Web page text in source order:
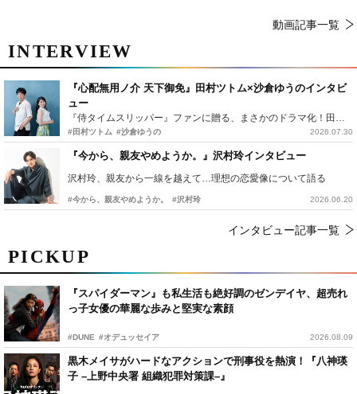
PICKUP
『スパイダーマン』も私生活も絶好調のゼンデイヤ、超売れ
っ子女優の華麗な歩みと堅実な素顔
#DUNE #オデュッセイア 2026.08.09
黒木メイサがハードなアクションで刑事役を熱演！『八神瑛
子 –上野中央署 組織犯罪対策課–』
動画記事一覧
INTERVIEW
『心配無用ノ介 天下御免』田村ツトム×沙倉ゆうのインタビ
ュー
『侍タイムスリッパー』ファンに贈る、まさかのドラマ化！田村ツトム×沙倉ゆうのが語る『心配無用ノ介』撮影秘話
#田村ツトム #沙倉ゆうの 2026.07.30
『今から、親友やめようか。』沢村玲インタビュー
沢村玲、親友から一線を越えて…理想の恋愛像について語る
#今から、親友やめようか。 #沢村玲 2026.06.20
インタビュー記事一覧